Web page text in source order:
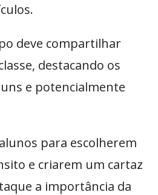
deve compartilhar
destacando os
e potencialmente
para escolherem
e criarem um cartaz
a importância da